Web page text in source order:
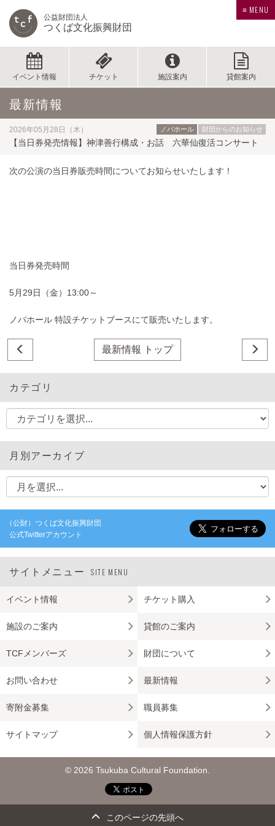
公益財団法人
つくば文化振興財団
≡ MENU
イベント情報 チケット 施設案内 貸館案内
最新情報
2026年05月28日（木） ノバホール 財団からのお知らせ
【当日券発売情報】神津善行構成・お話 六華仙復活コンサート
次の公演の当日券販売時間についてお知らせいたします！
当日券発売時間
5月29日（金）13:00～
ノバホール 特設チケットブースにて販売いたします。
最新情報 トップ
カテゴリ
月別アーカイブ
（公財）つくば文化振興財団
公式Twitterアカウント
サイトメニュー SITE MENU
イベント情報 チケット購入
施設のご案内 貸館のご案内
TCFメンバーズ 財団について
お問い合わせ 最新情報
寄附金募集 職員募集
サイトマップ 個人情報保護方針
© 2026 Tsukuba Cultural Foundation.
このページの先頭へ